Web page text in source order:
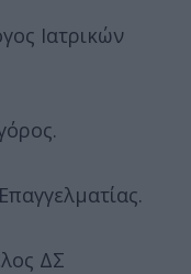
Ιατρικών
ΔΣ